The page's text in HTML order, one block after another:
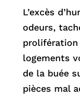
L’excès
odeurs,
prolifération
logements
de la buée
pièces mal